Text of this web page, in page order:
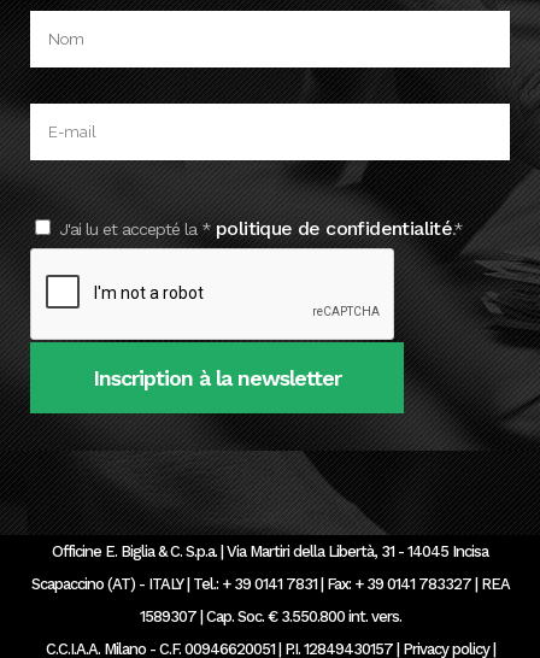
J'ai lu et accepté la *politique de confidentialité.*
Officine E. Biglia & C. S.p.a. | Via Martiri della Libertà, 31 - 14045 Incisa
Scapaccino (AT) - ITALY | Tel.: + 39 0141 7831 | Fax: + 39 0141 783327 | REA
1589307 | Cap. Soc. € 3.550.800 int. vers.
C.C.I.A.A. Milano - C.F. 00946620051 | P.I. 12849430157 | Privacy policy|